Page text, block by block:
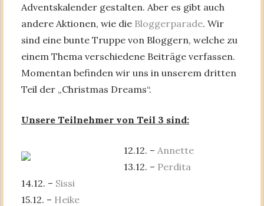
Adventskalender gestalten. Aber es gibt auch
andere Aktionen, wie die Bloggerparade. Wir
sind eine bunte Truppe von Bloggern, welche zu
einem Thema verschiedene Beiträge verfassen.
Momentan befinden wir uns in unserem dritten
Teil der „Christmas Dreams“.
Unsere Teilnehmer von Teil 3 sind:
12.12. – Annette
13.12. – Perdita
14.12. – Sissi
15.12. – Heike